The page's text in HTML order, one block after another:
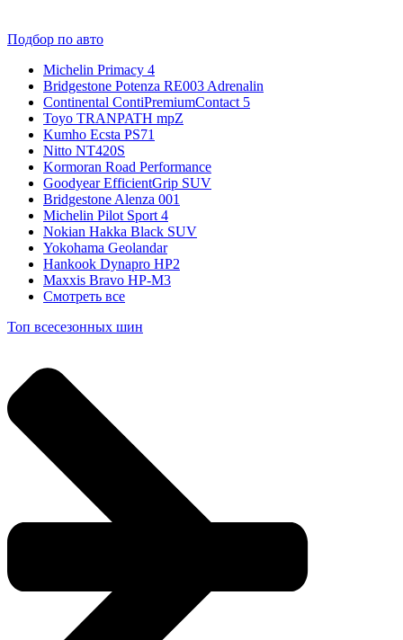
Подбор по авто
Michelin Primacy 4
Bridgestone Potenza RE003 Adrenalin
Continental ContiPremiumContact 5
Toyo TRANPATH mpZ
Kumho Ecsta PS71
Nitto NT420S
Kormoran Road Performance
Goodyear EfficientGrip SUV
Bridgestone Alenza 001
Michelin Pilot Sport 4
Nokian Hakka Black SUV
Yokohama Geolandar
Hankook Dynapro HP2
Maxxis Bravo HP-M3
Смотреть все
Топ всесезонных шин